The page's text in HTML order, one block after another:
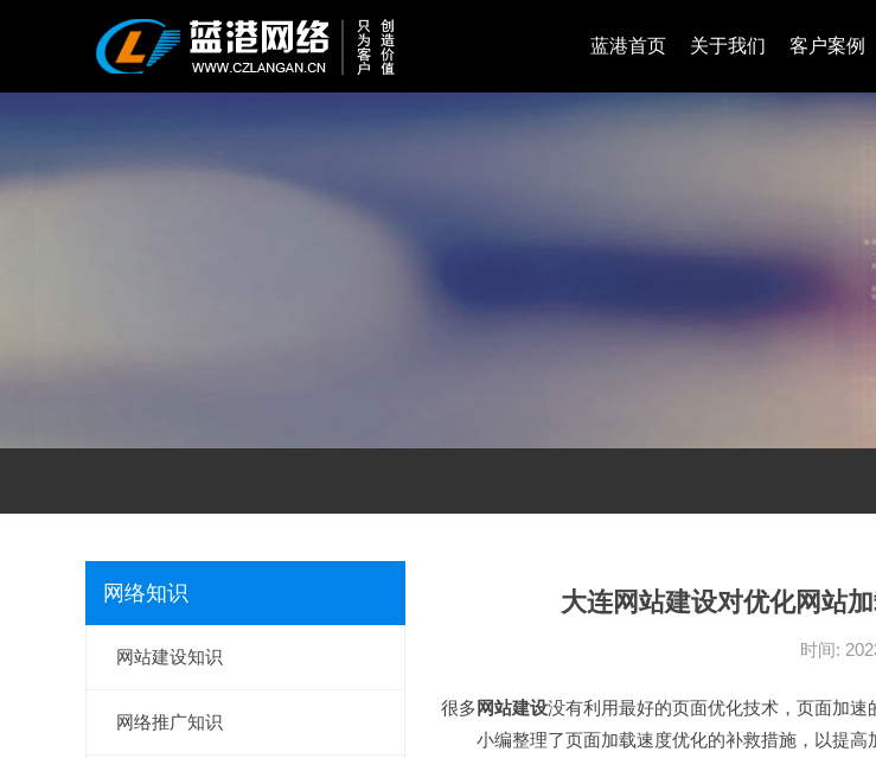
蓝港首页 关于我们 客户案例
网络知识
网站建设知识
网络推广知识
大连网站建设对优化网站
时间:
很多 网站建设没有利用最好的页面优化技术，页面加
小编整理了页面加载速度优化的补救措施，以提高